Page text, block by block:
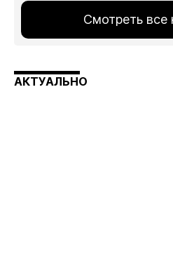
Смотреть все
АКТУАЛЬНО